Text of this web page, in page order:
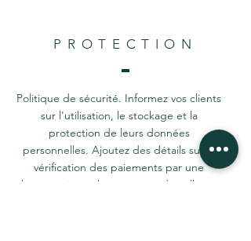
PROTECTION
Politique de sécurité. Informez vos clients
sur l'utilisation, le stockage et la
protection de leurs données
personnelles. Ajoutez des détails sur la
vérification des paiements par une
banque tierce, le processus de collecte